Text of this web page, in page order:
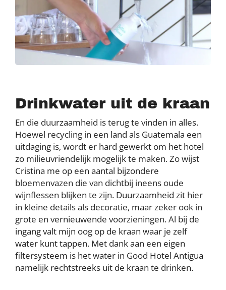
Drinkwater uit de kraan
En die duurzaamheid is terug te vinden in alles.
Hoewel recycling in een land als Guatemala een
uitdaging is, wordt er hard gewerkt om het hotel
zo milieuvriendelijk mogelijk te maken. Zo wijst
Cristina me op een aantal bijzondere
bloemenvazen die van dichtbij ineens oude
wijnflessen blijken te zijn. Duurzaamheid zit hier
in kleine details als decoratie, maar zeker ook in
grote en vernieuwende voorzieningen. Al bij de
ingang valt mijn oog op de kraan waar je zelf
water kunt tappen. Met dank aan een eigen
filtersysteem is het water in Good Hotel Antigua
namelijk rechtstreeks uit de kraan te drinken.